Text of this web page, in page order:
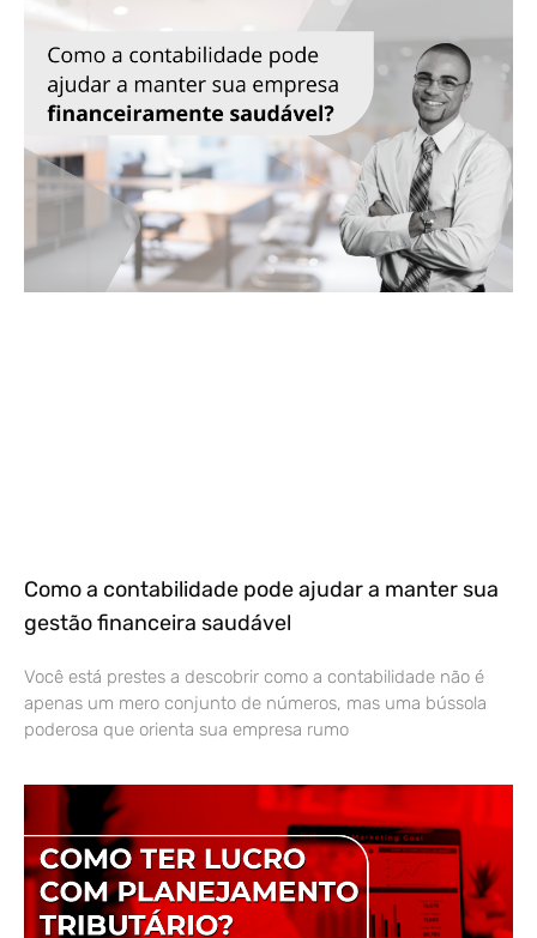
Como a contabilidade pode ajudar a manter sua
gestão financeira saudável
Você está prestes a descobrir como a contabilidade não é
apenas um mero conjunto de números, mas uma bússola
poderosa que orienta sua empresa rumo